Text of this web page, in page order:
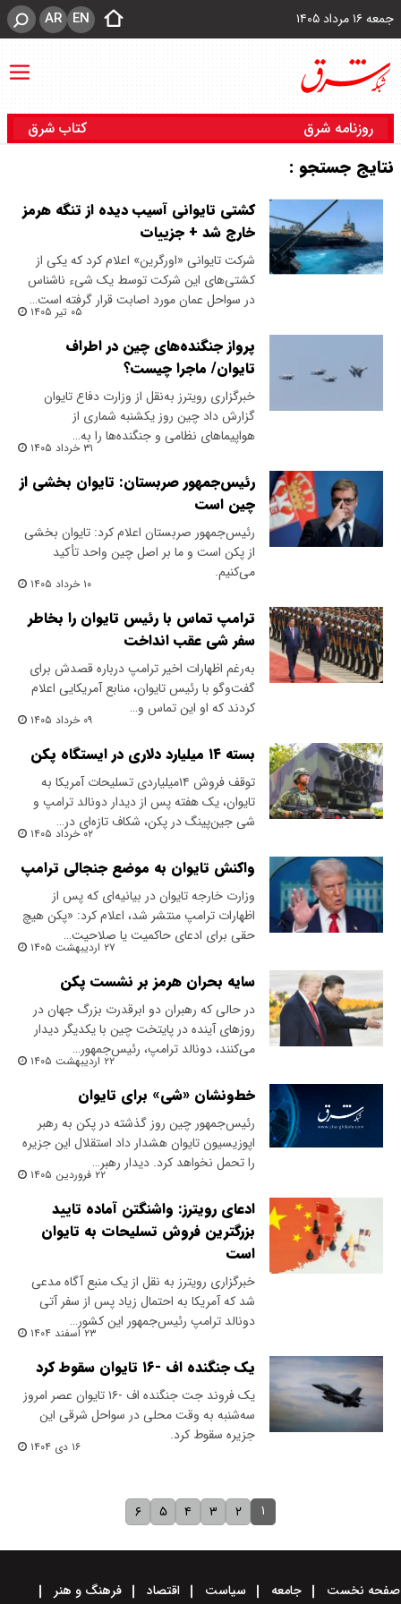
جمعه ۱۶ مرداد ۱۴۰۵ EN
AR
روزنامه شرق کتاب شرق
نتایج جستجو :
کشتی تایوانی آسیب دیده از تنگه هرمز
خارج شد + جزییات
شرکت تایوانی «اورگرین» اعلام کرد که یکی از
کشتی‌های این شرکت توسط یک شیء ناشناس
در سواحل عمان مورد اصابت قرار گرفته است…
۰۵ تیر ۱۴۰۵
پرواز جنگنده‌های چین در اطراف
تایوان/ ماجرا چیست؟
خبرگزاری رویترز به‌نقل از وزارت دفاع تایوان
گزارش داد چین روز یکشنبه شماری از
هواپیماهای نظامی و جنگنده‌ها را به…
۳۱ خرداد ۱۴۰۵
رئیس‌جمهور صربستان: تایوان بخشی از
چین است
رئیس‌جمهور صربستان اعلام کرد: تایوان بخشی
از پکن است و ما بر اصل چین واحد تأکید
می‌کنیم.
۱۰ خرداد ۱۴۰۵
ترامپ تماس با رئیس تایوان را بخاطر
سفر شی عقب انداخت
به‌رغم اظهارات اخیر ترامپ درباره قصدش برای
گفت‌وگو با رئیس تایوان، منابع آمریکایی اعلام
کردند که او این تماس و…
۰۹ خرداد ۱۴۰۵
بسته ۱۴ میلیارد دلاری در ایستگاه پکن
توقف فروش ۱۴میلیاردی تسلیحات آمریکا به
تایوان، یک هفته پس از دیدار دونالد ترامپ و
شی جین‌پینگ در پکن، شکاف تازه‌ای در…
۰۲ خرداد ۱۴۰۵
‌واکنش تایوان به موضع جنجالی ترامپ
‌وزارت خارجه تایوان در بیانیه‌ای که پس از
اظهارات ترامپ منتشر شد، اعلام کرد: «پکن هیچ
حقی برای ادعای حاکمیت یا صلاحیت…
۲۷ اردیبهشت ۱۴۰۵
سایه بحران هرمز بر نشست پکن
در حالی که رهبران دو ابرقدرت بزرگ جهان در
روزهای آینده در پایتخت چین با یکدیگر دیدار
می‌کنند، دونالد ترامپ، رئیس‌جمهور…
۲۲ اردیبهشت ۱۴۰۵
خط‌ونشان «شی» برای تایوان
رئیس‌جمهور چین روز گذشته در پکن به رهبر
اپوزیسیون تایوان هشدار داد استقلال این جزیره
را تحمل نخواهد کرد. دیدار رهبر…
۲۲ فروردین ۱۴۰۵
ادعای رویترز: واشنگتن آماده تایید
بزرگترین فروش تسلیحات به تایوان
است
خبرگزاری رویترز به نقل از یک منبع آگاه مدعی
شد که آمریکا به احتمال زیاد پس از سفر آتی
دونالد ترامپ رئیس‌جمهور این کشور…
۲۳ اسفند ۱۴۰۴
یک جنگنده اف -۱۶ تایوان سقوط کرد
یک فروند جت جنگنده اف -۱۶ تایوان عصر امروز
سه‌شنبه به وقت محلی در سواحل شرقی این
جزیره سقوط کرد.
۱۶ دی ۱۴۰۴
۱ ۲ ۳ ۴ ۵ ۶
صفحه نخست جامعه سیاست اقتصاد
فرهنگ و هنر